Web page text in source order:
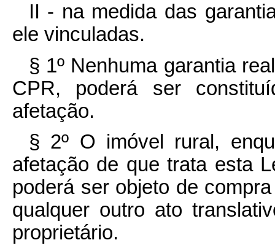
II - na medida das
ele vinculadas.
§ 1º Nenhuma garantia
CPR, poderá ser
afetação.
§ 2º O imóvel rural,
afetação de que trata esta
poderá ser objeto de
qualquer outro ato
proprietário.